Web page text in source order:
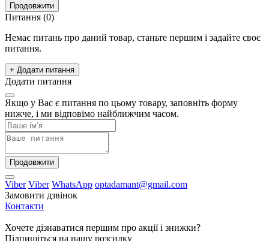
Продовжити
Питання (0)
Немає питань про даний товар, станьте першим і задайте своє
питання.
+ Додати питання
Додати питання
Якщо у Вас є питання по цьому товару, заповніть форму
нижче, і ми відповімо найближчим часом.
Продовжити
Viber Viber WhatsApp optadamant@gmail.com
Замовити дзвінок
Контакти
Хочете дізнаватися першим про акції і знижки?
Підпишіться на нашу розсилку